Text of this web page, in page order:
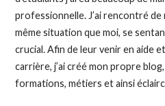
professionnelle. J’ai rencontré
même situation que moi, se
crucial.Afin de leur venir en aide
carrière, j’ai créé mon propre
formations, métiers et ainsi